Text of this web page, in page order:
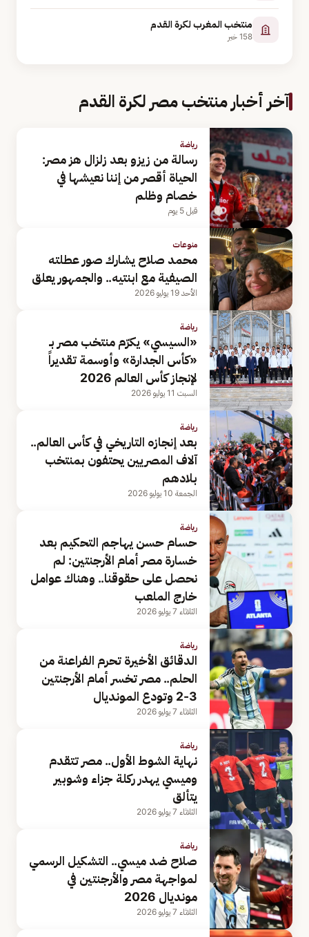
آخر أخبار منتخب مصر لكرة القدم
رياضة
رسالة من زيزو بعد زلزال هز مصر:
الحياة أقصر من إننا نعيشها في
خصام وظلم
قبل 5 يوم
منوعات
محمد صلاح يشارك صور عطلته
الصيفية مع ابنتيه.. والجمهور يعلق
الأحد 19 يوليو 2026
رياضة
«السيسي» يكرّم منتخب مصر بـ
«كأس الجدارة» وأوسمة تقديراً
لإنجاز كأس العالم 2026
السبت 11 يوليو 2026
رياضة
بعد إنجازه التاريخي في كأس العالم..
آلاف المصريين يحتفون بمنتخب
بلادهم
الجمعة 10 يوليو 2026
رياضة
حسام حسن يهاجم التحكيم بعد
خسارة مصر أمام الأرجنتين: لم
نحصل على حقوقنا.. وهناك عوامل
خارج الملعب
الثلاثاء 7 يوليو 2026
رياضة
الدقائق الأخيرة تحرم الفراعنة من
الحلم.. مصر تخسر أمام الأرجنتين
3-2 وتودع المونديال
الثلاثاء 7 يوليو 2026
رياضة
نهاية الشوط الأول.. مصر تتقدم
وميسي يهدر ركلة جزاء وشوبير
يتألق
الثلاثاء 7 يوليو 2026
رياضة
صلاح ضد ميسي.. التشكيل الرسمي
لمواجهة مصر والأرجنتين في
مونديال 2026
الثلاثاء 7 يوليو 2026
منتخب المغرب لكرة القدم
158 خبر